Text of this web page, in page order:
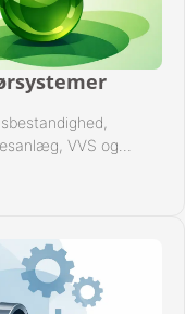
VVS og